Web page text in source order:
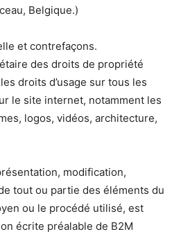
Belgique.)
et contrefaçons.
des droits de propriété
droits d’usage sur tous les
le site internet, notamment les
logos, vidéos, architecture,
modification,
tout ou partie des éléments du
ou le procédé utilisé, est
écrite préalable de B2M